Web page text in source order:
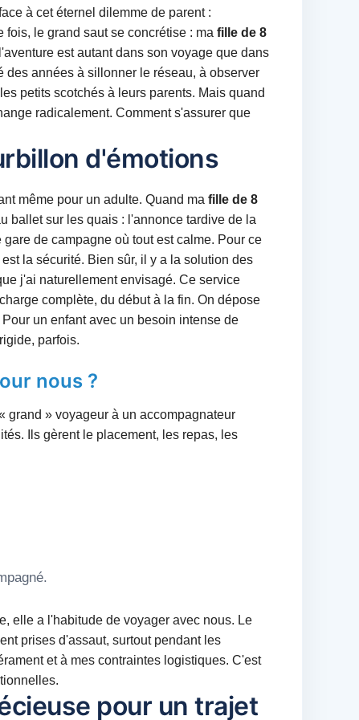
à cet éternel dilemme de parent :
le grand saut se concrétise : ma fille de 8
est autant dans son voyage que dans
années à sillonner le réseau, à observer
petits scotchés à leurs parents. Mais quand
radicalement. Comment s'assurer que
d'émotions
même pour un adulte. Quand ma fille de 8
ballet sur les quais : l'annonce tardive de la
de campagne où tout est calme. Pour ce
la sécurité. Bien sûr, il y a la solution des
j'ai naturellement envisagé. Ce service
complète, du début à la fin. On dépose
un enfant avec un besoin intense de
parfois.
nous ?
grand » voyageur à un accompagnateur
Ils gèrent le placement, les repas, les
elle a l'habitude de voyager avec nous. Le
prises d'assaut, surtout pendant les
et à mes contraintes logistiques. C'est
pour un trajet